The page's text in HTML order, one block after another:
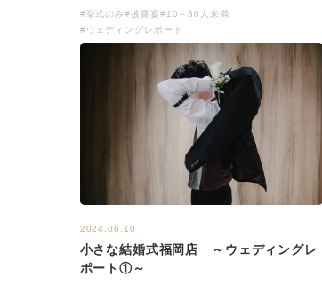
#挙式のみ#披露宴#10～30人未満
#ウェディングレポート
2024.06.10
小さな結婚式福岡店 ～ウェディングレ
ポート①～